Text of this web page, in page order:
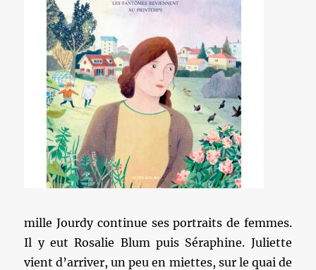
mille Jourdy continue ses portraits de femmes.
Il y eut Rosalie Blum puis Séraphine. Juliette
vient d’arriver, un peu en miettes, sur le quai de